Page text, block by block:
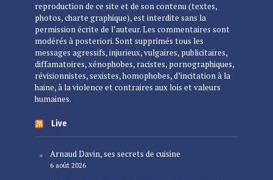
reproduction de ce site et de son contenu (textes,
photos, charte graphique), est interdite sans la
permission écrite de l’auteur. Les commentaires sont
modérés à posteriori. Sont supprimés tous les
messages agressifs, injurieux, vulgaires, publicitaires,
diffamatoires, xénophobes, racistes, pornographiques,
révisionnistes, sexistes, homophobes, d’incitation à la
haine, à la violence et contraires aux lois et valeurs
humaines.
Live
Arnaud Davin, ses secrets de cuisine
6 août 2026